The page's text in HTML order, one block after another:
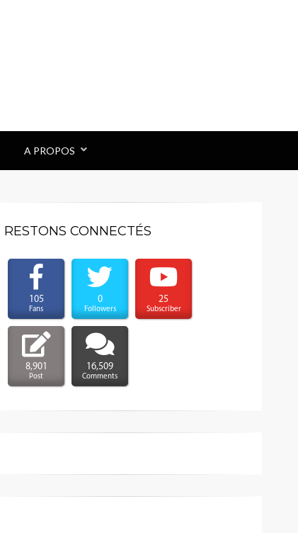
A PROPOS
RESTONS CONNECTÉS
105
Fans
0
Followers
25
Subscriber
8,901
Post
16,509
Comments